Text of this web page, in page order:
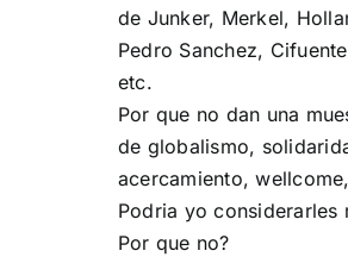
de Junker, Merkel,
Pedro Sanchez,
etc.
Por que no dan una
de globalismo,
acercamiento,
Podria yo considerarles
Por que no?